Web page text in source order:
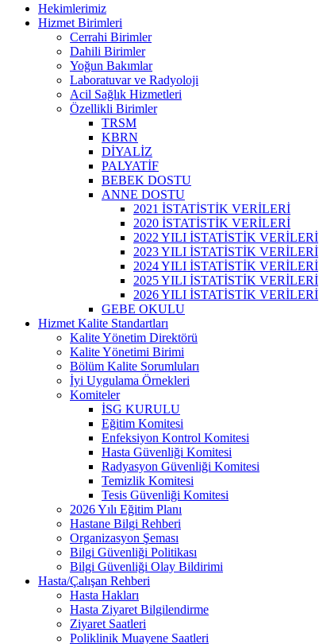
Hekimlerimiz
Hizmet Birimleri
Cerrahi Birimler
Dahili Birimler
Yoğun Bakımlar
Laboratuvar ve Radyoloji
Acil Sağlık Hizmetleri
Özellikli Birimler
TRSM
KBRN
DİYALİZ
PALYATİF
BEBEK DOSTU
ANNE DOSTU
2021 İSTATİSTİK VERİLERİ
2020 İSTATİSTİK VERİLERİ
2022 YILI İSTATİSTİK VERİLERİ
2023 YILI İSTATİSTİK VERİLERİ
2024 YILI İSTATİSTİK VERİLERİ
2025 YILI İSTATİSTİK VERİLERİ
2026 YILI İSTATİSTİK VERİLERİ
GEBE OKULU
Hizmet Kalite Standartları
Kalite Yönetim Direktörü
Kalite Yönetimi Birimi
Bölüm Kalite Sorumluları
İyi Uygulama Örnekleri
Komiteler
İSG KURULU
Eğitim Komitesi
Enfeksiyon Kontrol Komitesi
Hasta Güvenliği Komitesi
Radyasyon Güvenliği Komitesi
Temizlik Komitesi
Tesis Güvenliği Komitesi
2026 Yılı Eğitim Planı
Hastane Bilgi Rehberi
Organizasyon Şeması
Bilgi Güvenliği Politikası
Bilgi Güvenliği Olay Bildirimi
Hasta/Çalışan Rehberi
Hasta Hakları
Hasta Ziyaret Bilgilendirme
Ziyaret Saatleri
Poliklinik Muayene Saatleri